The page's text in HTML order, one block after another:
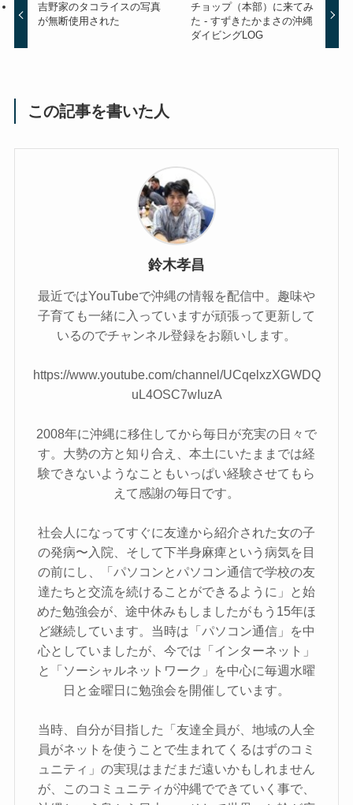
吉野家のタコライスの写真
が無断使用された
チョップ（本部）に来てみ
た - すずきたかまさの沖縄
ダイビングLOG
この記事を書いた人
鈴木孝昌
最近ではYouTubeで沖縄の情報を配信中。趣味や
子育ても一緒に入っていますが頑張って更新して
いるのでチャンネル登録をお願いします。
https://www.youtube.com/channel/UCqelxzXGWDQ
uL4OSC7wIuzA
2008年に沖縄に移住してから毎日が充実の日々で
す。大勢の方と知り合え、本土にいたままでは経
験できないようなこともいっぱい経験させてもら
えて感謝の毎日です。
社会人になってすぐに友達から紹介された女の子
の発病〜入院、そして下半身麻痺という病気を目
の前にし、「パソコンとパソコン通信で学校の友
達たちと交流を続けることができるように」と始
めた勉強会が、途中休みもしましたがもう15年ほ
ど継続しています。当時は「パソコン通信」を中
心としていましたが、今では「インターネット」
と「ソーシャルネットワーク」を中心に毎週水曜
日と金曜日に勉強会を開催しています。
当時、自分が目指した「友達全員が、地域の人全
員がネットを使うことで生まれてくるはずのコミ
ュニティ」の実現はまだまだ遠いかもしれません
が、このコミュニティが沖縄でできていく事で、